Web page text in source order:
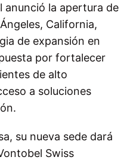
anunció la apertura de
California,
de expansión en
por fortalecer
de alto
a soluciones
su nueva sede dará
Swiss